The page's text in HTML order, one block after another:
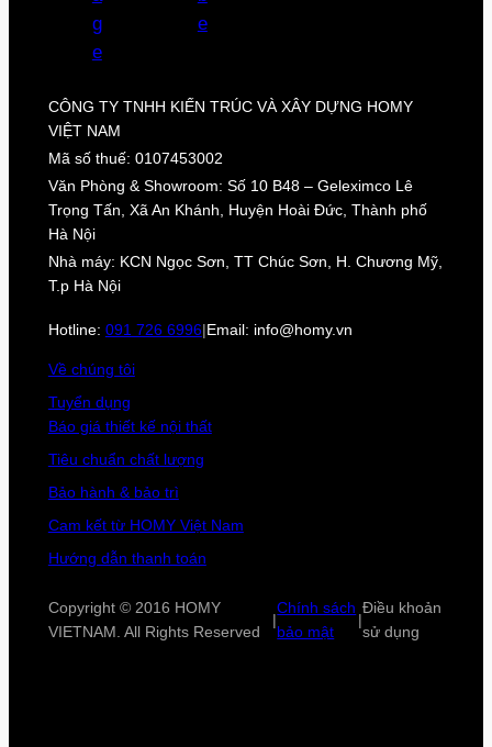
CÔNG TY TNHH KIẾN TRÚC VÀ XÂY DỰNG HOMY
VIỆT NAM
Mã số thuế: 0107453002
Văn Phòng & Showroom: Số 10 B48 – Geleximco Lê
Trọng Tấn, Xã An Khánh, Huyện Hoài Đức, Thành phố
Hà Nội
Nhà máy: KCN Ngọc Sơn, TT Chúc Sơn, H. Chương Mỹ,
T.p Hà Nội
Hotline: 091 726 6996|Email: info@homy.vn
Về chúng tôi
Tuyển dụng
Báo giá thiết kế nội thất
Tiêu chuẩn chất lượng
Bảo hành & bảo trì
Cam kết từ HOMY Việt Nam
Hướng dẫn thanh toán
Copyright © 2016 HOMY
VIETNAM. All Rights Reserved
|
Chính sách
bảo mật
|
Điều khoản
sử dụng